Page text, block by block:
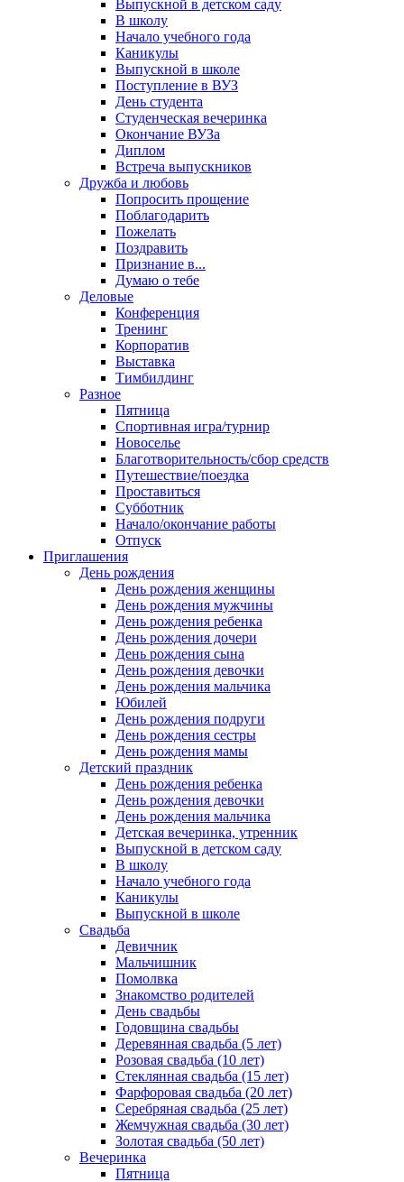
Выпускной в детском саду
В школу
Начало учебного года
Каникулы
Выпускной в школе
Поступление в ВУЗ
День студента
Студенческая вечеринка
Окончание ВУЗа
Диплом
Встреча выпускников
Дружба и любовь
Попросить прощение
Поблагодарить
Пожелать
Поздравить
Признание в...
Думаю о тебе
Деловые
Конференция
Тренинг
Корпоратив
Выставка
Тимбилдинг
Разное
Пятница
Спортивная игра/турнир
Новоселье
Благотворительность/сбор средств
Путешествие/поездка
Проставиться
Субботник
Начало/окончание работы
Отпуск
Приглашения
День рождения
День рождения женщины
День рождения мужчины
День рождения ребенка
День рождения дочери
День рождения сына
День рождения девочки
День рождения мальчика
Юбилей
День рождения подруги
День рождения сестры
День рождения мамы
Детский праздник
День рождения ребенка
День рождения девочки
День рождения мальчика
Детская вечеринка, утренник
Выпускной в детском саду
В школу
Начало учебного года
Каникулы
Выпускной в школе
Свадьба
Девичник
Мальчишник
Помолвка
Знакомство родителей
День свадьбы
Годовщина свадьбы
Деревянная свадьба (5 лет)
Розовая свадьба (10 лет)
Стеклянная свадьба (15 лет)
Фарфоровая свадьба (20 лет)
Серебряная свадьба (25 лет)
Жемчужная свадьба (30 лет)
Золотая свадьба (50 лет)
Вечеринка
Пятница